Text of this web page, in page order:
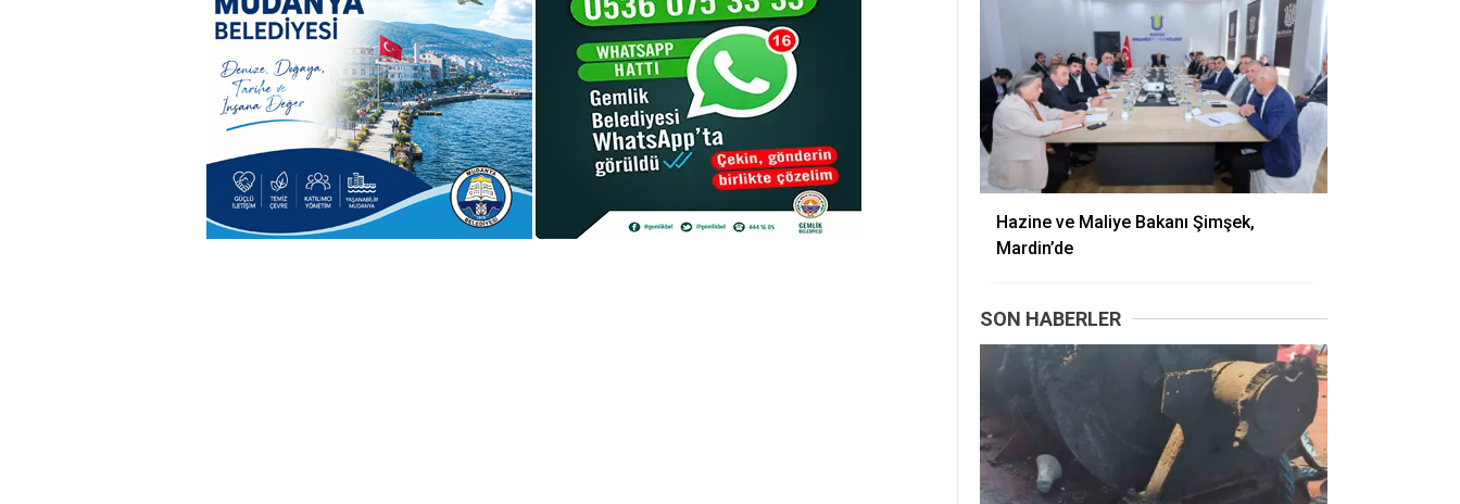
Hazine ve Maliye Bakanı Şimşek,
Mardin’de
SON HABERLER